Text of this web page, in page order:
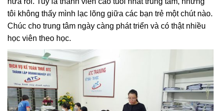
tôi không thấy mình lạc lõng giữa các bạn trẻ một chút nào.
Chúc cho trung tâm ngày càng phát triển và có thật nhiều
học viên theo học.